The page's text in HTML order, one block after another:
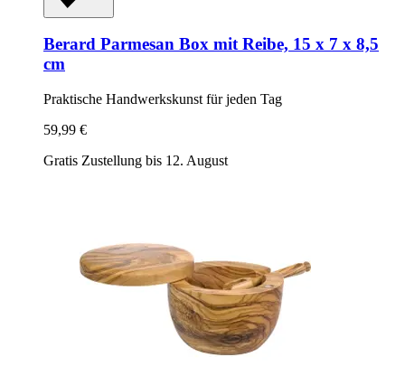
Berard Parmesan Box mit Reibe, 15 x 7 x 8,5
cm
Praktische Handwerkskunst für jeden Tag
59,99 €
Gratis Zustellung bis 12. August